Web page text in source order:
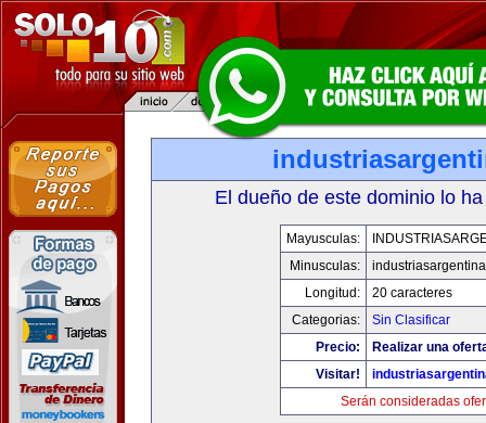
El dueño de este dominio lo
Mayusculas:
Minusculas:
Longitud:
20 caracteres
Categorias:
Sin Clasificar
Precio:
Realizar una
Visitar!
Serán consideradas